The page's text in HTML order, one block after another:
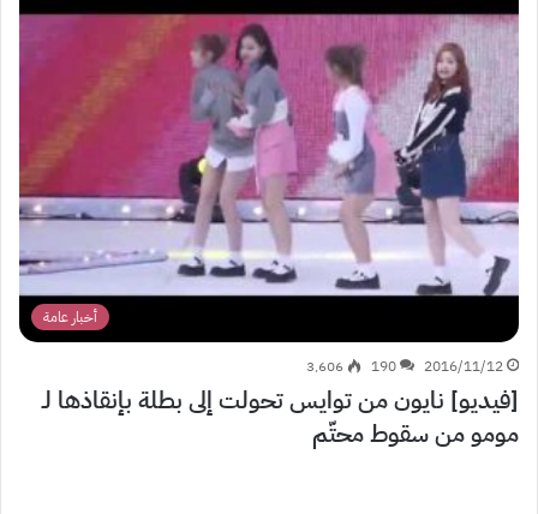
أخبار عامة
2016/11/12
190 3٬606
[فيديو] نايون من توايس تحولت إلى بطلة بإنقاذها لـ
مومو من سقوط محتّم